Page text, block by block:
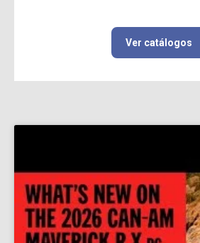
Ver catálogos